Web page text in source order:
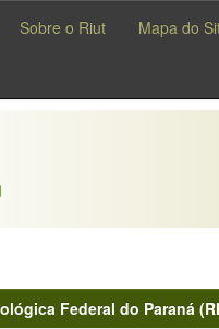
Sobre o Riut Mapa do
Federal do Paraná